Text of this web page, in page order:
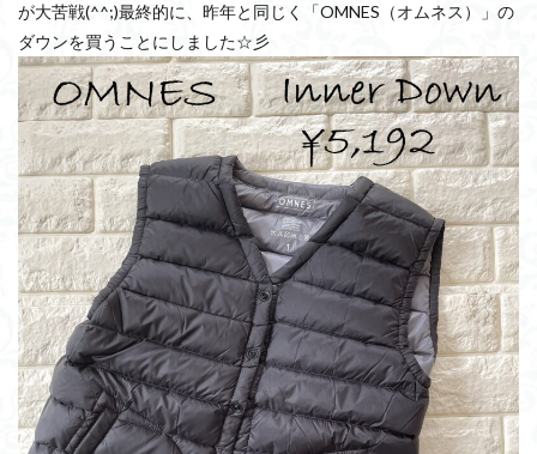
が大苦戦(^^;)最終的に、昨年と同じく「OMNES（オムネス）」の
ダウンを買うことにしました☆彡